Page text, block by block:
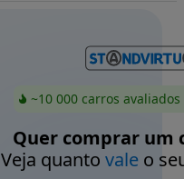
~10 000 carros
Quer comprar um
Veja quanto valeo